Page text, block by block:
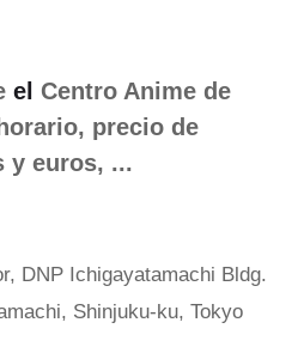
el Centro Anime de
precio de
y euros, ...
DNP Ichigayatamachi Bldg.
Shinjuku-ku, Tokyo